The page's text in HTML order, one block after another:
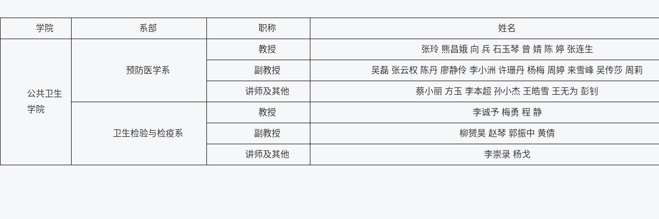
学院 系部 职称 姓名
公共卫生
学院
预防医学系
教授 张玲 熊昌娥 向 兵 石玉琴 曾 婧 陈 婷 张连生
副教授 吴磊 张云权 陈丹 廖静伶 李小洲 许珊丹 杨梅 周婷 来雪峰 吴传莎 周莉
讲师及其他 蔡小丽 方玉 李本超 孙小杰 王皓雪 王无为 彭钊
卫生检验与检疫系
教授 李诚予 梅勇 程 静
副教授 柳赟昊 赵琴 郭振中 黄倩
讲师及其他 李崇录 杨戈